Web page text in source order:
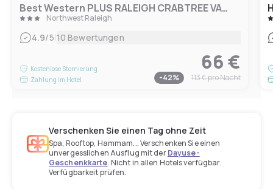
Best Western PLUS RALEIGH CRABTREE VALLEY HOTEL
Northwest Raleigh
4.9/5|10 Bewertungen
Kostenlose Stornierung
Zahlung im Hotel
66 €
-42% 113 €pro Nacht
Verschenken Sie einen Tag ohne Zeit
Spa, Rooftop, Hammam... Verschenken Sie einen
unvergesslichen Ausflug mit derDayuse-
Geschenkkarte. Nicht in allen Hotels verfügbar.
Verfügbarkeit prüfen.